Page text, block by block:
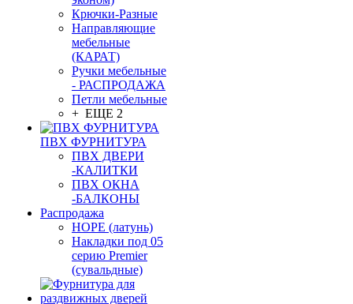
Крючки-Разные
Направляющие
мебельные
(КАРАТ)
Ручки мебельные
- РАСПРОДАЖА
Петли мебельные
+ ЕЩЕ 2
ПВХ ФУРНИТУРА
ПВХ ДВЕРИ
-КАЛИТКИ
ПВХ ОКНА
-БАЛКОНЫ
Распродажа
HOPE (латунь)
Накладки под 05
серию Premier
(сувальдные)